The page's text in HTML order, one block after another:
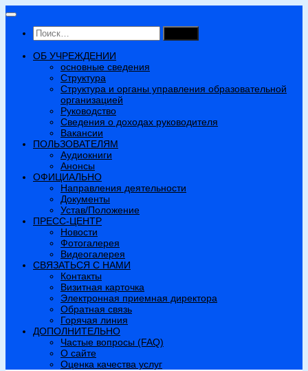
Перейти
содержимому
Найти:
ОБ УЧРЕЖДЕНИИ
основные сведения
Структура
Структура и органы управления образовательной
организацией
Руководство
Сведения о доходах руководителя
Вакансии
ПОЛЬЗОВАТЕЛЯМ
Аудиокниги
Анонсы
ОФИЦИАЛЬНО
Направления деятельности
Документы
Устав/Положение
ПРЕСС-ЦЕНТР
Новости
Фотогалерея
Видеогалерея
СВЯЗАТЬСЯ С НАМИ
Контакты
Визитная карточка
Электронная приемная директора
Обратная связь
Горячая линия
ДОПОЛНИТЕЛЬНО
Частые вопросы (FAQ)
О сайте
Оценка качества услуг